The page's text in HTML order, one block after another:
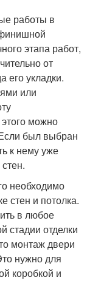
работы в
этапа работ,
от
его укладки.
или
можно
был выбран
к нему уже
необходимо
стен и потолка.
в любое
стадии отделки
монтаж двери
нужно для
коробкой и